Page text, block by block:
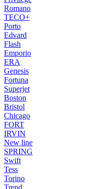
Romano
TECO+
Porto
Edvard
Flash
Emporio
ERA
Genesis
Fortuna
Superjet
Boston
Bristol
Chicago
FORT
IRVIN
New line
SPRING
Swift
Tess
Torino
Trend